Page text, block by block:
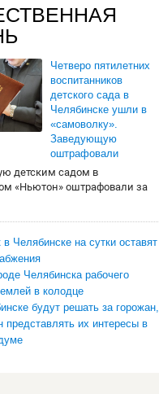
Четверо пятилетних
воспитанников
детского сада в
Челябинске ушли в
«самоволку».
Заведующую
оштрафовали
детским садом в
«Ньютон» оштрафовали за
в Челябинске на сутки оставят
Челябинска рабочего
в колодце
будут решать за горожан,
представлять их интересы в